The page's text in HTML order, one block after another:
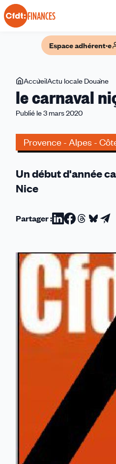
Panneau de gestion des cookies
FINANCES
Espace adhérent·e
Vous
êtes
ici
AccueilActu locale Douane
le carnaval
Publié le 3 mars 2020
Provence - Alpes -
Un début d'année
Nice
Partager :Partager
Linkedin
Partager
Facebook
Partager
Threads